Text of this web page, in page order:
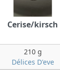
Cerise/kirsch
210 g
Délices D'eve